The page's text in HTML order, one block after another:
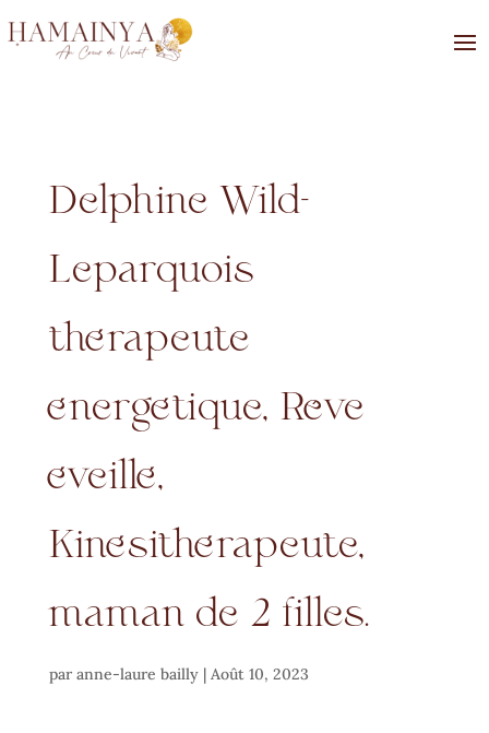
Delphine Wild-
Leparquois
thérapeute
énergétique, Rêve
éveillé,
Kinésithérapeute,
maman de 2 filles.
par anne-laure bailly| Août 10, 2023